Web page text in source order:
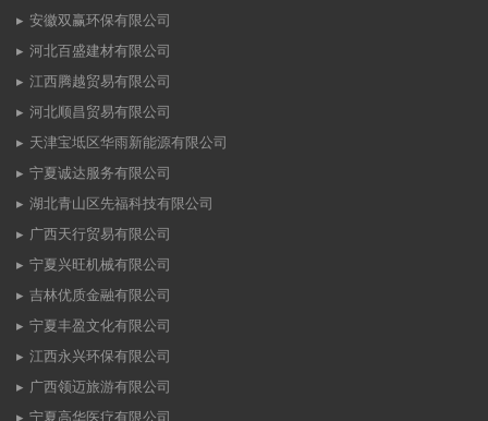
安徽双赢环保有限公司
河北百盛建材有限公司
江西腾越贸易有限公司
河北顺昌贸易有限公司
天津宝坻区华雨新能源有限公司
宁夏诚达服务有限公司
湖北青山区先福科技有限公司
广西天行贸易有限公司
宁夏兴旺机械有限公司
吉林优质金融有限公司
宁夏丰盈文化有限公司
江西永兴环保有限公司
广西领迈旅游有限公司
宁夏高华医疗有限公司